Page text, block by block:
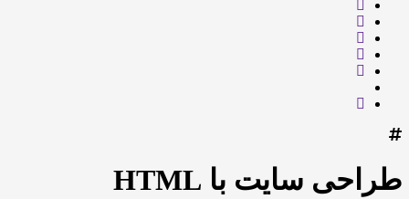
طراحی سایت با HTML